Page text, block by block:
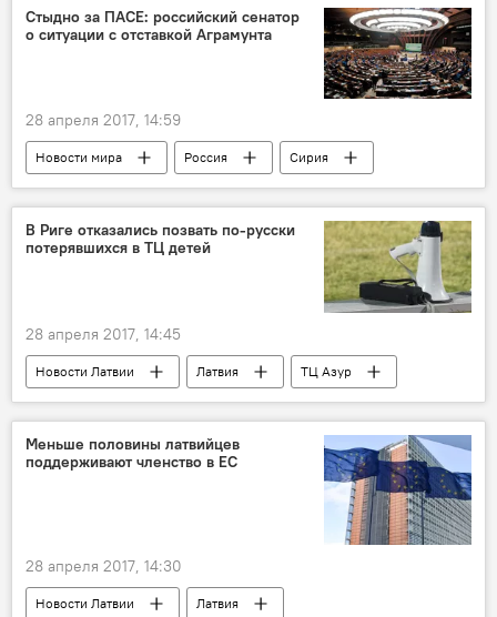
Лолита Балцербуле
Людмила Енткиене
кладбище
Стыдно за ПАСЕ: российский сенатор
о ситуации с отставкой Аграмунта
28 апреля 2017, 14:59
Новости мира Россия
Сирия
Педро Аграмунт
ПАСЕ
реакции
отставка
В Риге отказались позвать по-русски
потерявшихся в ТЦ детей
28 апреля 2017, 14:45
Новости Латвии Латвия
ТЦ Азур
русский язык
Меньше половины латвийцев
поддерживают членство в ЕС
28 апреля 2017, 14:30
Новости Латвии
Латвия